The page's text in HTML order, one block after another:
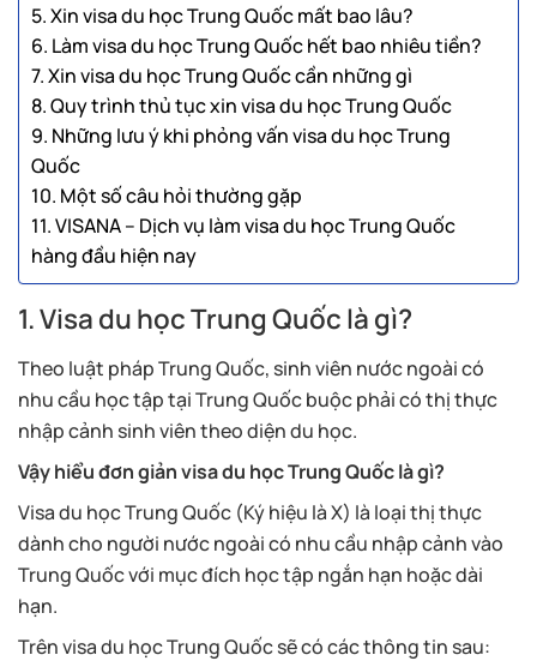
5. Xin visa du học Trung Quốc mất bao lâu?
6. Làm visa du học Trung Quốc hết bao nhiêu tiền?
7. Xin visa du học Trung Quốc cần những gì
8. Quy trình thủ tục xin visa du học Trung Quốc
9. Những lưu ý khi phỏng vấn visa du học Trung
Quốc
10. Một số câu hỏi thường gặp
11. VISANA – Dịch vụ làm visa du học Trung Quốc
hàng đầu hiện nay
1. Visa du học Trung Quốc là gì?
Theo luật pháp Trung Quốc, sinh viên nước ngoài có
nhu cầu học tập tại Trung Quốc buộc phải có thị thực
nhập cảnh sinh viên theo diện du học.
Vậy hiểu đơn giản visa du học Trung Quốc là gì?
Visa du học Trung Quốc (Ký hiệu là X) là loại thị thực
dành cho người nước ngoài có nhu cầu nhập cảnh vào
Trung Quốc với mục đích học tập ngắn hạn hoặc dài
hạn.
Trên visa du học Trung Quốc sẽ có các thông tin sau: